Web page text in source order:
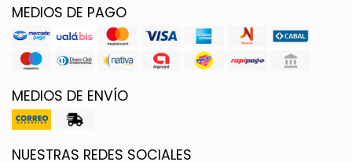
MEDIOS DE PAGO
MEDIOS DE ENVÍO
NUESTRAS REDES SOCIALES